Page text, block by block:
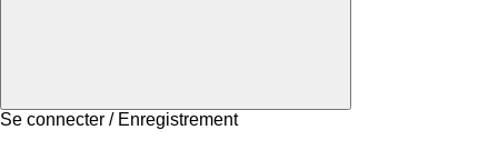
Se connecter / Enregistrement